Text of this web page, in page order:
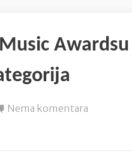
Nema komentara